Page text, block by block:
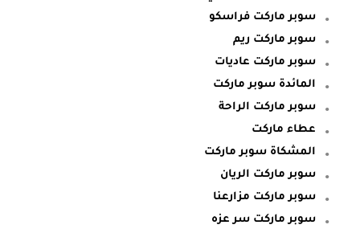
سوبر ماركت فراسكو
سوبر ماركت ريم
سوبر ماركت عاديات
المائدة سوبر ماركت
سوبر ماركت الراحة
عطاء ماركت
المشكاة سوبر ماركت
سوبر ماركت الريان
سوبر ماركت مزارعنا
سوبر ماركت سر عزه